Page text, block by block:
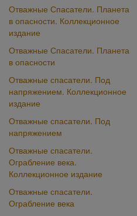
Отважные Спасатели. Планета
в опасности. Коллекционное
издание
Отважные Спасатели. Планета
в опасности
Отважные спасатели. Под
напряжением. Коллекционное
издание
Отважные спасатели. Под
напряжением
Отважные спасатели.
Ограбление века.
Коллекционное издание
Отважные спасатели.
Ограбление века